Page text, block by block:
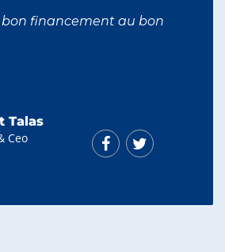
bon financement au bon
Talas
Ceo